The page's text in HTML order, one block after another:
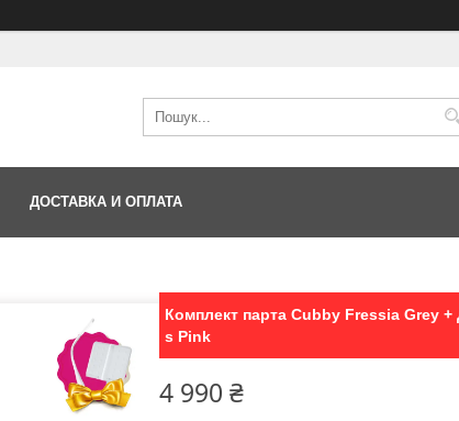
ДОСТАВКА И ОПЛАТА
Комплект парта Cubby Fressia Grey +
s Pink
4 990 ₴